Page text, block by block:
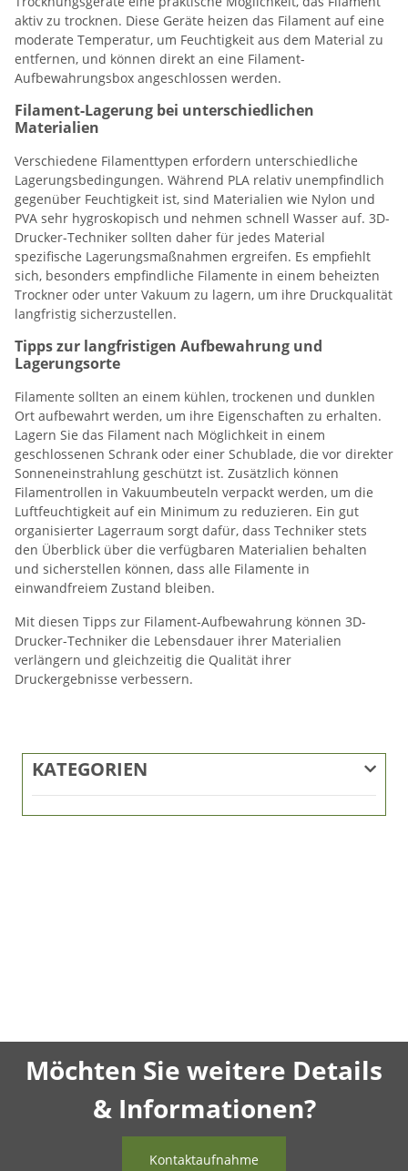
aktiv zu trocknen. Diese Geräte heizen das Filament auf eine
moderate Temperatur, um Feuchtigkeit aus dem Material zu
entfernen, und können direkt an eine Filament-
Aufbewahrungsbox angeschlossen werden.
Filament-Lagerung bei unterschiedlichen
Materialien
Verschiedene Filamenttypen erfordern unterschiedliche
Lagerungsbedingungen. Während PLA relativ unempfindlich
gegenüber Feuchtigkeit ist, sind Materialien wie Nylon und
PVA sehr hygroskopisch und nehmen schnell Wasser auf. 3D-
Drucker-Techniker sollten daher für jedes Material
spezifische Lagerungsmaßnahmen ergreifen. Es empfiehlt
sich, besonders empfindliche Filamente in einem beheizten
Trockner oder unter Vakuum zu lagern, um ihre Druckqualität
langfristig sicherzustellen.
Tipps zur langfristigen Aufbewahrung und
Lagerungsorte
Filamente sollten an einem kühlen, trockenen und dunklen
Ort aufbewahrt werden, um ihre Eigenschaften zu erhalten.
Lagern Sie das Filament nach Möglichkeit in einem
geschlossenen Schrank oder einer Schublade, die vor direkter
Sonneneinstrahlung geschützt ist. Zusätzlich können
Filamentrollen in Vakuumbeuteln verpackt werden, um die
Luftfeuchtigkeit auf ein Minimum zu reduzieren. Ein gut
organisierter Lagerraum sorgt dafür, dass Techniker stets
den Überblick über die verfügbaren Materialien behalten
und sicherstellen können, dass alle Filamente in
einwandfreiem Zustand bleiben.
Mit diesen Tipps zur Filament-Aufbewahrung können 3D-
Drucker-Techniker die Lebensdauer ihrer Materialien
verlängern und gleichzeitig die Qualität ihrer
Druckergebnisse verbessern.
KATEGORIEN
Möchten Sie weitere Details
& Informationen?
Kontaktaufnahme